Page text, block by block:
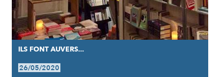
ILS FONT AUVERS...
26/05/2020